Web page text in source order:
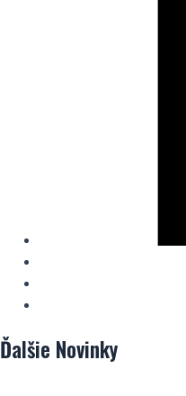
Ďalšie Novinky